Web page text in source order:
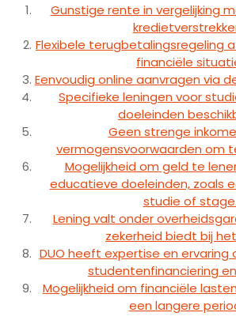
Gunstige rente in vergelijking
Flexibele terugbetalingsregeling
financiële
Eenvoudig online aanvragen via
Specifieke leningen voor
doeleinden
Geen strenge
vermogensvoorwaarden om
Mogelijkheid om geld te
educatieve doeleinden, zoals
studie of stage.
Lening valt onder
zekerheid biedt bij
DUO heeft expertise en
studentenfinanciering
Mogelijkheid om financiële
een langere